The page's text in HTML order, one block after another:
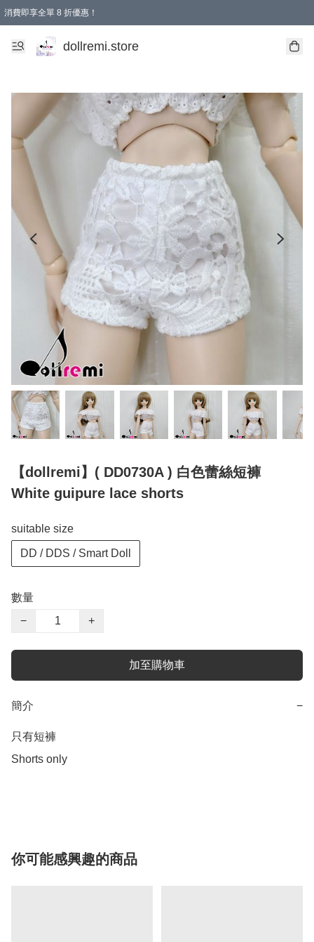
消費即享全單 8 折優惠！
購物滿 HKD 1500.00即享免運費優惠！（適用於 本地送貨、本地取貨、國際送貨 )
dollremi.store
【dollremi】( DD0730A ) 白色蕾絲短褲
White guipure lace shorts
suitable size
DD / DDS / Smart Doll
數量
−
+
加至購物車
簡介 −
只有短褲
Shorts only
你可能感興趣的商品